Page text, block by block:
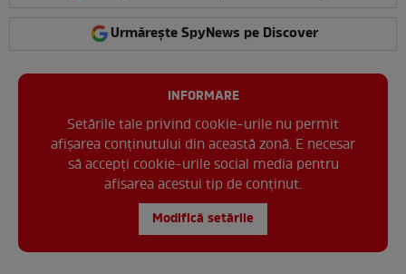
Urmărește SpyNews pe Discover
INFORMARE
Setările tale privind cookie-urile nu permit
afișarea conținutului din această zonă. E necesar
să accepți cookie-urile social media pentru
afisarea acestui tip de conținut.
Modifică setările